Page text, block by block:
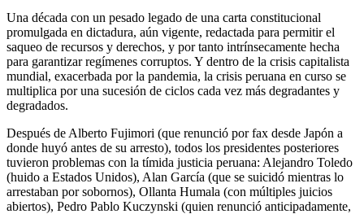
Una década con un pesado legado de una carta constitucional
promulgada en dictadura, aún vigente, redactada para permitir el
saqueo de recursos y derechos, y por tanto intrínsecamente hecha
para garantizar regímenes corruptos. Y dentro de la crisis capitalista
mundial, exacerbada por la pandemia, la crisis peruana en curso se
multiplica por una sucesión de ciclos cada vez más degradantes y
degradados.
Después de Alberto Fujimori (que renunció por fax desde Japón a
donde huyó antes de su arresto), todos los presidentes posteriores
tuvieron problemas con la tímida justicia peruana: Alejandro Toledo
(huido a Estados Unidos), Alan García (que se suicidó mientras lo
arrestaban por sobornos), Ollanta Humala (con múltiples juicios
abiertos), Pedro Pablo Kuczynski (quien renunció anticipadamente,